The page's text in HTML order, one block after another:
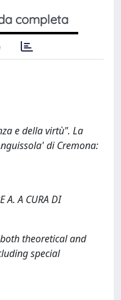
completa
e della virtù". La
di Cremona:
A. A CURA DI
theoretical and
special